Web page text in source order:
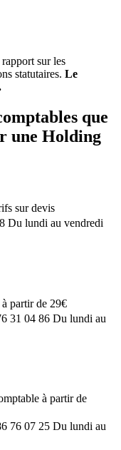
sur les
statutaires. Le
que
une Holding
sur devis
Du lundi au vendredi
à partir de 29€
31 04 86 Du lundi au
à partir de
76 07 25 Du lundi au